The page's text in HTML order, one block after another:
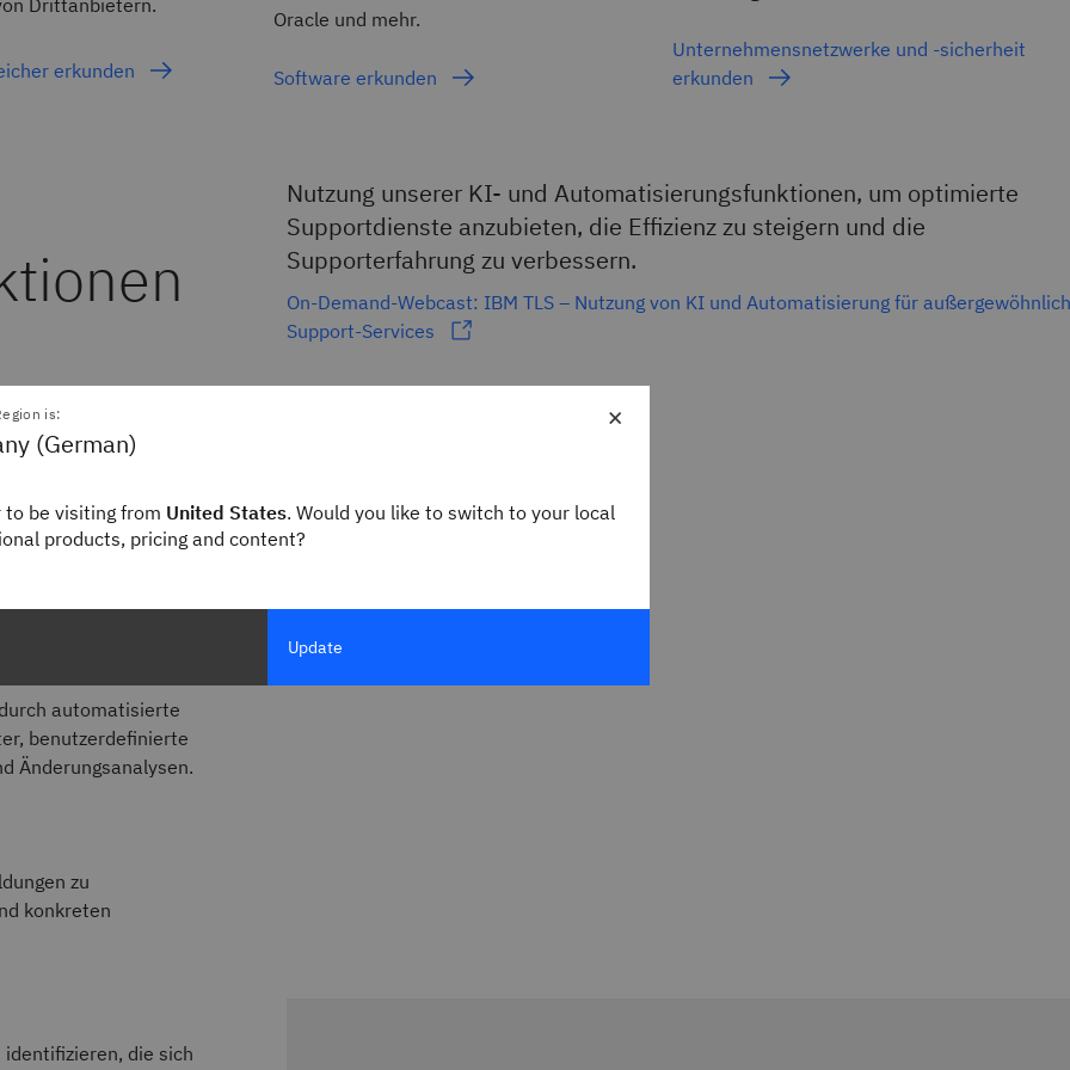
Drittanbietern.
erkunden
Oracle und mehr.
Software erkunden
Unternehmensnetzwerke und -sicherheit
erkunden
Nutzung unserer KI- und Automatisierungsfunktionen, um optimierte
Supportdienste anzubieten, die Effizienz zu steigern und die
Supporterfahrung zu verbessern.
On-Demand-Webcast: IBM TLS – Nutzung von KI und Automatisierung für
Support-Services
Virtueller
Assistent
fortschrittlicher Analysen für
automatisierte
benutzerdefinierte
Änderungsanalysen.
zu
konkreten
die sich
×
is:
(German)
to be visiting from United States. Would you like to switch to your local
products, pricing and content?
Update